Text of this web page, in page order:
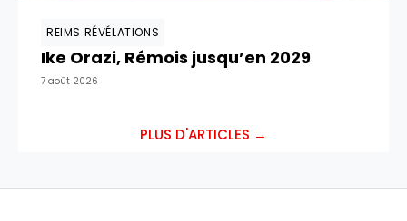
REIMS RÉVÉLATIONS
Ike Orazi, Rémois jusqu’en 2029
7 août 2026
PLUS D'ARTICLES →